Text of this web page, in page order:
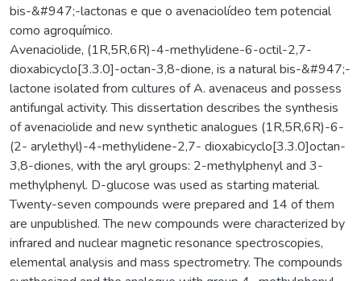
bis-&#947;-lactonas e que o avenaciolídeo tem potencial
como agroquímico.
Avenaciolide, (1R,5R,6R)-4-methylidene-6-octil-2,7-
dioxabicyclo[3.3.0]-octan-3,8-dione, is a natural bis-&#947;-
lactone isolated from cultures of A. avenaceus and possess
antifungal activity. This dissertation describes the synthesis
of avenaciolide and new synthetic analogues (1R,5R,6R)-6-
(2- arylethyl)-4-methylidene-2,7- dioxabicyclo[3.3.0]octan-
3,8-diones, with the aryl groups: 2-methylphenyl and 3-
methylphenyl. D-glucose was used as starting material.
Twenty-seven compounds were prepared and 14 of them
are unpublished. The new compounds were characterized by
infrared and nuclear magnetic resonance spectroscopies,
elemental analysis and mass spectrometry. The compounds